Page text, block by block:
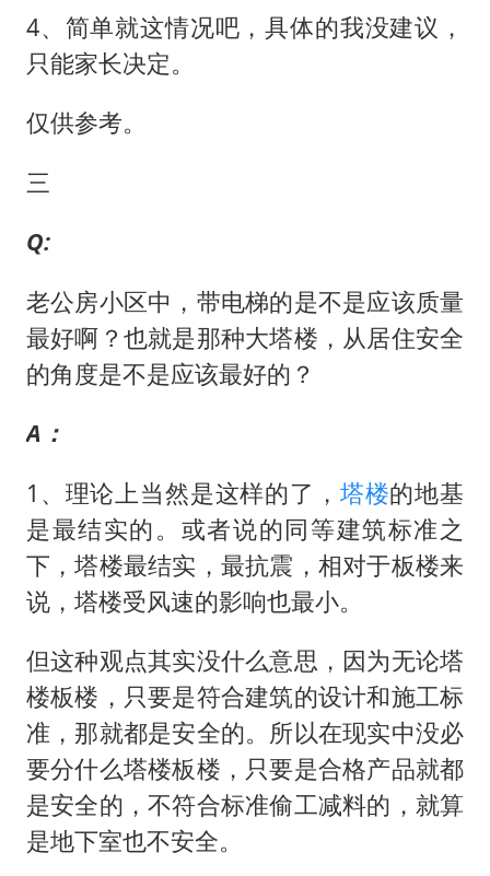
4、简单就这情况吧，具体的我没建议，
只能家长决定。
仅供参考。
三
Q:
老公房小区中，带电梯的是不是应该质量
最好啊？也就是那种大塔楼，从居住安全
的角度是不是应该最好的？
A：
1、理论上当然是这样的了， 塔楼的地基
是最结实的。或者说的同等建筑标准之
下，塔楼最结实，最抗震，相对于板楼来
说，塔楼受风速的影响也最小。
但这种观点其实没什么意思，因为无论塔
楼板楼，只要是符合建筑的设计和施工标
准，那就都是安全的。所以在现实中没必
要分什么塔楼板楼，只要是合格产品就都
是安全的，不符合标准偷工减料的，就算
是地下室也不安全。